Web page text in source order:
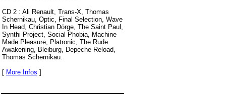
CD 2 : Ali Renault, Trans-X, Thomas
Schernikau, Optic, Final Selection, Wave
In Head, Christian Dörge, The Saint Paul,
Synthi Project, Social Phobia, Machine
Made Pleasure, Platronic, The Rude
Awakening, Bleiburg, Depeche Reload,
Thomas Schernikau.
[ More Infos ]